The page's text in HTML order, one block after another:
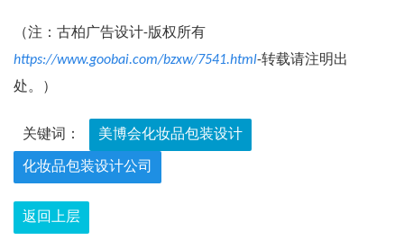
（注：古柏广告设计-版权所有
https://www.goobai.com/bzxw/7541.html-转载请注明出
处。）
关键词： 美博会化妆品包装设计
化妆品包装设计公司
返回上层